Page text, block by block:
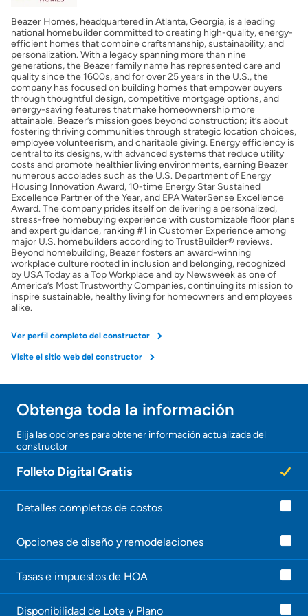
Obtener mi puntaje de crédito
Calcular mi hipoteca
Obtener Aprobación Previa
Preparar mi casa para la venta
Seguro de propietarios
Obtener ofertas por mi casa
Beazer Homes, headquartered in Atlanta, Georgia, is a leading
national homebuilder committed to creating high-quality, energy-
efficient homes that combine craftsmanship, sustainability, and
personalization. With a legacy spanning more than nine
generations, the Beazer family name has represented care and
quality since the 1600s, and for over 25 years in the U.S., the
company has focused on building homes that empower buyers
through thoughtful design, competitive mortgage options, and
energy-saving features that make homeownership more
attainable. Beazer’s mission goes beyond construction; it’s about
fostering thriving communities through strategic location choices,
employee volunteerism, and charitable giving. Energy efficiency is
central to its designs, with advanced systems that reduce utility
costs and promote healthier living environments, earning Beazer
numerous accolades such as the U.S. Department of Energy
Housing Innovation Award, 10-time Energy Star Sustained
Excellence Partner of the Year, and EPA WaterSense Excellence
Award. The company prides itself on delivering a personalized,
stress-free homebuying experience with customizable floor plans
and expert guidance, ranking #1 in Customer Experience among
major U.S. homebuilders according to TrustBuilder® reviews.
Beyond homebuilding, Beazer fosters an award-winning
workplace culture rooted in inclusion and belonging, recognized
by USA Today as a Top Workplace and by Newsweek as one of
America’s Most Trustworthy Companies, continuing its mission to
inspire sustainable, healthy living for homeowners and employees
alike.
Ver perfil completo del constructor
Visite el sitio web del constructor
¡Gracias!
¡
n
e
e
c
t
Obtenga toda la información
Elija las opciones para obtener información actualizada del
constructor
Folleto Digital Gratis
Detalles completos de costos
Opciones de diseño y remodelaciones
Tasas e impuestos de HOA
Disponibilidad de Lote y Plano